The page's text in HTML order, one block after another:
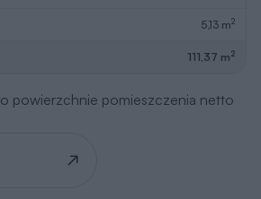
5,13 m2
111,37 m2
powierzchnie pomieszczenia netto